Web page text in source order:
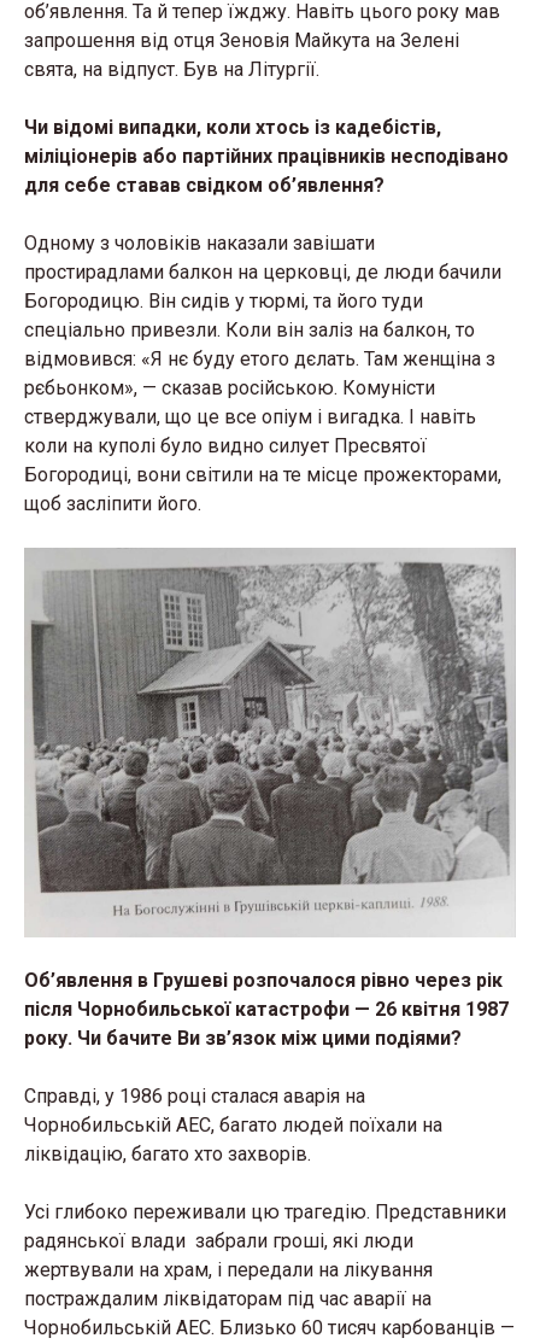
об’явлення. Та й тепер їжджу. Навіть цього року мав
запрошення від отця Зеновія Майкута на Зелені
свята, на відпуст. Був на Літургії.
Чи відомі випадки, коли хтось із кадебістів,
міліціонерів або партійних працівників несподівано
для себе ставав свідком об’явлення?
Одному з чоловіків наказали завішати
простирадлами балкон на церковці, де люди бачили
Богородицю. Він сидів у тюрмі, та його туди
спеціально привезли. Коли він заліз на балкон, то
відмовився: «Я нє буду етого дєлать. Там женщіна з
рєбьонком», — сказав російською. Комуністи
стверджували, що це все опіум і вигадка. І навіть
коли на куполі було видно силует Пресвятої
Богородиці, вони світили на те місце прожекторами,
щоб засліпити його.
Об’явлення в Грушеві розпочалося рівно через рік
після Чорнобильської катастрофи — 26 квітня 1987
року. Чи бачите Ви зв’язок між цими подіями?
Справді, у 1986 році сталася аварія на
Чорнобильській АЕС, багато людей поїхали на
ліквідацію, багато хто захворів.
Усі глибоко переживали цю трагедію. Представники
радянської влади забрали гроші, які люди
жертвували на храм, і передали на лікування
постраждалим ліквідаторам під час аварії на
Чорнобильській АЕС. Близько 60 тисяч карбованців —